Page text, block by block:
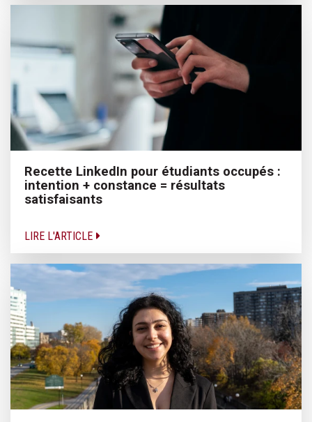
Recette LinkedIn pour étudiants occupés :
intention + constance = résultats
satisfaisants
LIRE L'ARTICLE